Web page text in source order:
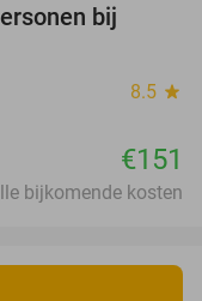
bij
8.5 star
€151
bijkomende kosten